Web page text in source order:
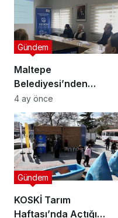
Maltepe
Belediyesi’nden
Muhtarlara Toplumsal
Cinsiyet Eşitliği
Semineri
Gündem
4 ay önce
KOSKİ Tarım
Haftası’nda Açtığı
Gündem